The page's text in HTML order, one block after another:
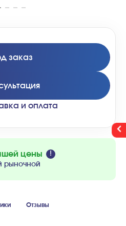
цены
рыночной
заказ
и оплата
Отзывы